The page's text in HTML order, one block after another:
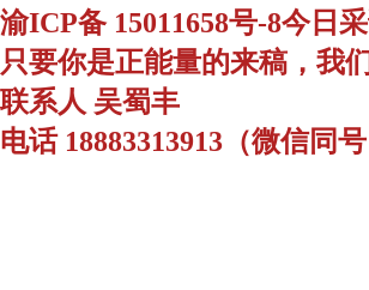
渝ICP备 15011658号-8今日
只要你是正能量的来稿，我
联系人 吴蜀丰
电话 18883313913（微信同号